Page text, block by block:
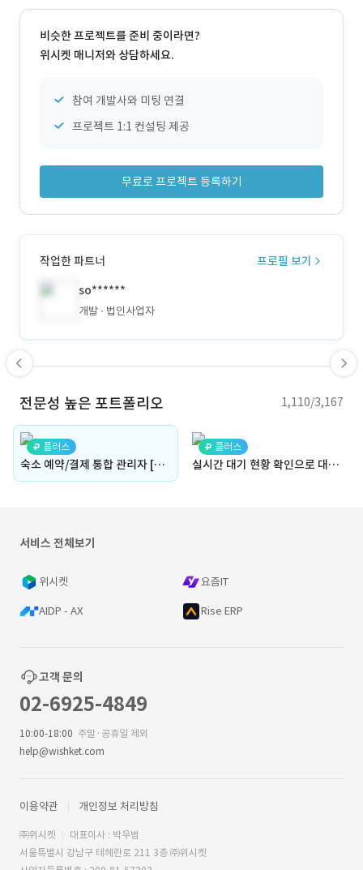
비슷한 프로젝트를 준비 중이라면?
위시켓 매니저와 상담하세요.
참여 개발사와 미팅 연결
프로젝트 1:1 컨설팅 제공
무료로 프로젝트 등록하기
작업한 파트너
프로필 보기
so******
개발 법인사업자
전문성 높은 포트폴리오 1,110/3,167
플러스
숙소 예약/결제 통합 관리자 [스마트매니저]
플러스
실시간 대기 현황 확인으로 대기 시간을 줄여주는 서비스 앱
서비스 전체보기
위시켓 요즘IT
AIDP - AX Rise ERP
고객 문의
02-6925-4849
10:00-18:00 주말·공휴일 제외
help@wishket.com
이용약관 개인정보 처리방침
㈜위시켓
대표이사 : 박우범
서울특별시 강남구 테헤란로 211 3층 ㈜위시켓